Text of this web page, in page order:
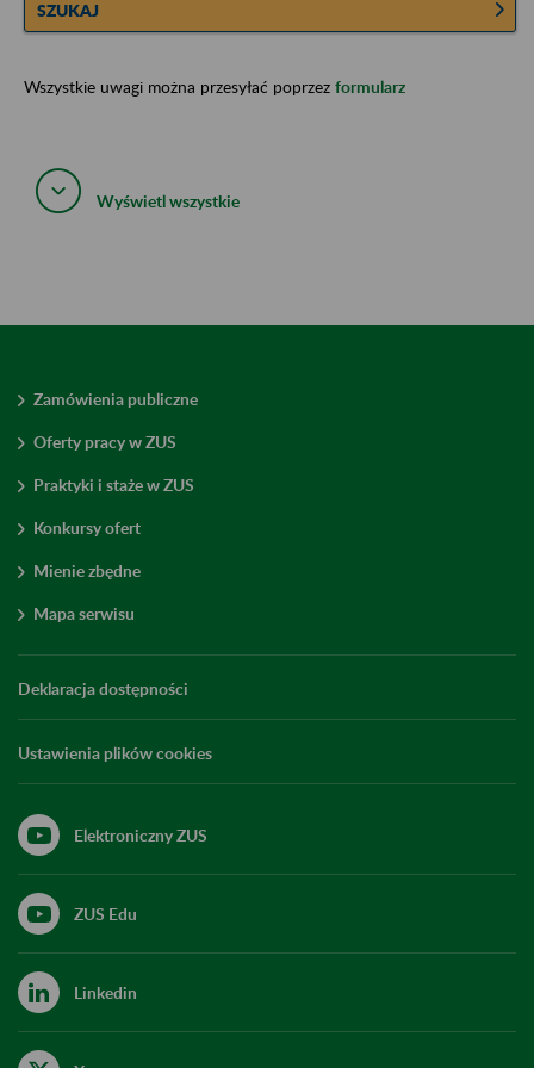
SZUKAJ
Wszystkie uwagi można przesyłać poprzez formularz
Wyświetl wszystkie
Zamówienia publiczne
Oferty pracy w ZUS
Praktyki i staże w ZUS
Konkursy ofert
Mienie zbędne
Mapa serwisu
Deklaracja dostępności
Ustawienia plików cookies
Elektroniczny ZUS
ZUS Edu
Linkedin